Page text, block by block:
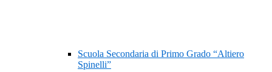
Scuola Secondaria di Primo Grado “Altiero
Spinelli”